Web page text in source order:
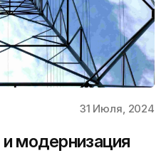
31 Июля, 2024
модернизация